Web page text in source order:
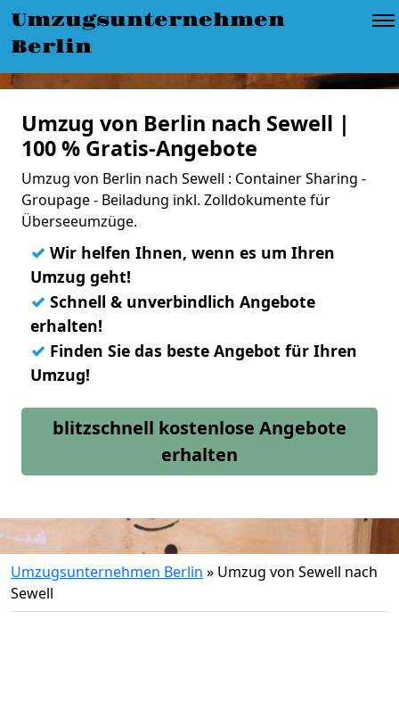
Umzugsunternehmen
Berlin
Umzug von Berlin nach Sewell |
100 % Gratis-Angebote
Umzug von Berlin nach Sewell : Container Sharing -
Groupage - Beiladung inkl. Zolldokumente für
Überseeumzüge.
✓ Wir helfen Ihnen, wenn es um Ihren
Umzug geht!
✓ Schnell & unverbindlich Angebote
erhalten!
✓ Finden Sie das beste Angebot für Ihren
Umzug!
blitzschnell kostenlose Angebote
erhalten
Umzugsunternehmen Berlin » Umzug von Sewell nach
Sewell